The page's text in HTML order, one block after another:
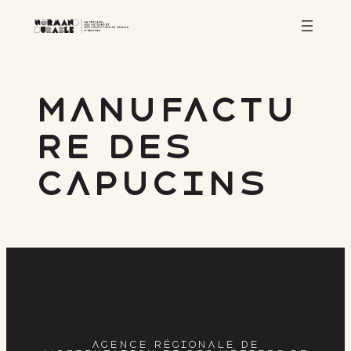
Aller
Manufactu
re des
Capucins
AGENCE RÉGIONALE DE